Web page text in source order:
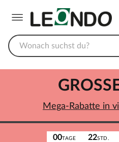
00TAGE 22STD.
Mega-Rabatte in